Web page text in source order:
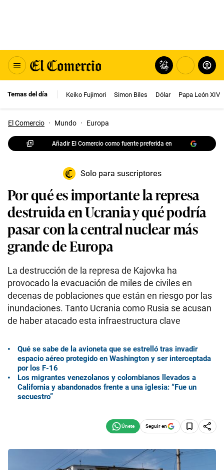
Temas del día Keiko Fujimori Simon Biles Dólar Papa León XIV
El Comercio · Mundo · Europa
Añadir El Comercio como fuente preferida en
Solo para suscriptores
Por qué es importante la represa
destruida en Ucrania y qué podría
pasar con la central nuclear más
grande de Europa
La destrucción de la represa de Kajovka ha
provocado la evacuación de miles de civiles en
decenas de poblaciones que están en riesgo por las
inundaciones. Tanto Ucrania como Rusia se acusan
de haber atacado esta infraestructura clave
Qué se sabe de la avioneta que se estrelló tras invadir
espacio aéreo protegido en Washington y ser interceptada
por los F-16
Los migrantes venezolanos y colombianos llevados a
California y abandonados frente a una iglesia: “Fue un
secuestro”
Seguir en